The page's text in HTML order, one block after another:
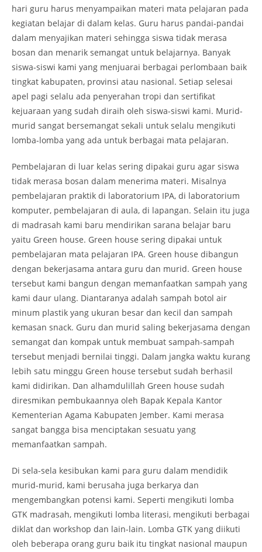
hari guru harus menyampaikan materi mata pelajaran pada
kegiatan belajar di dalam kelas. Guru harus pandai-pandai
dalam menyajikan materi sehingga siswa tidak merasa
bosan dan menarik semangat untuk belajarnya. Banyak
siswa-siswi kami yang menjuarai berbagai perlombaan baik
tingkat kabupaten, provinsi atau nasional. Setiap selesai
apel pagi selalu ada penyerahan tropi dan sertifikat
kejuaraan yang sudah diraih oleh siswa-siswi kami. Murid-
murid sangat bersemangat sekali untuk selalu mengikuti
lomba-lomba yang ada untuk berbagai mata pelajaran.
Pembelajaran di luar kelas sering dipakai guru agar siswa
tidak merasa bosan dalam menerima materi. Misalnya
pembelajaran praktik di laboratorium IPA, di laboratorium
komputer, pembelajaran di aula, di lapangan. Selain itu juga
di madrasah kami baru mendirikan sarana belajar baru
yaitu Green house. Green house sering dipakai untuk
pembelajaran mata pelajaran IPA. Green house dibangun
dengan bekerjasama antara guru dan murid. Green house
tersebut kami bangun dengan memanfaatkan sampah yang
kami daur ulang. Diantaranya adalah sampah botol air
minum plastik yang ukuran besar dan kecil dan sampah
kemasan snack. Guru dan murid saling bekerjasama dengan
semangat dan kompak untuk membuat sampah-sampah
tersebut menjadi bernilai tinggi. Dalam jangka waktu kurang
lebih satu minggu Green house tersebut sudah berhasil
kami didirikan. Dan alhamdulillah Green house sudah
diresmikan pembukaannya oleh Bapak Kepala Kantor
Kementerian Agama Kabupaten Jember. Kami merasa
sangat bangga bisa menciptakan sesuatu yang
memanfaatkan sampah.
Di sela-sela kesibukan kami para guru dalam mendidik
murid-murid, kami berusaha juga berkarya dan
mengembangkan potensi kami. Seperti mengikuti lomba
GTK madrasah, mengikuti lomba literasi, mengikuti berbagai
diklat dan workshop dan lain-lain. Lomba GTK yang diikuti
oleh beberapa orang guru baik itu tingkat nasional maupun